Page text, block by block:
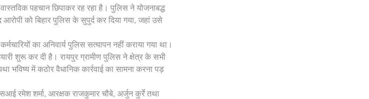
पहचान छिपाकर रह रहा है। पुलिस ने योजनाबद्ध
को बिहार पुलिस के सुपुर्द कर दिया गया, जहां उसे
का अनिवार्य पुलिस सत्यापन नहीं कराया गया था।
शुरू कर दी है। रायपुर ग्रामीण पुलिस ने क्षेत्र के सभी
भविष्य में कठोर वैधानिक कार्रवाई का सामना करना पड़
रमेश शर्मा, आरक्षक राजकुमार चौबे, अर्जुन कुर्रे तथा